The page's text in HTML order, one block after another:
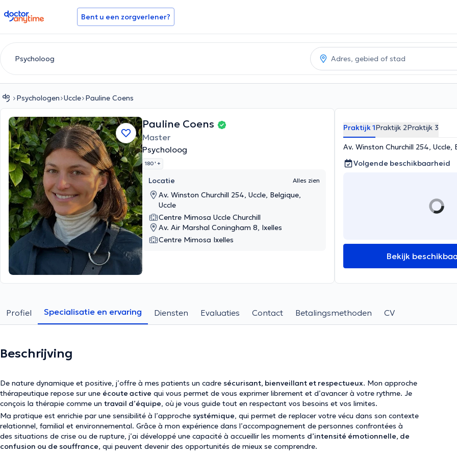
doctoranytime Bent u een zorgverlener?
Psychologen Uccle Pauline Coens
Pauline Coens
Master
Psycholoog
180 ' +
Locatie Alles zien
Av. Winston Churchill 254, Uccle, Belgique,
Uccle
Centre Mimosa Uccle Churchill
Av. Air Marshal Coningham 8, Ixelles
Centre Mimosa Ixelles
Praktijk 1Praktijk 2Praktijk 3
Av. Winston Churchill 254, Uccle,
Volgende beschikbaarheid
Bekijk
Profiel Specialisatie en ervaring Diensten Evaluaties Contact Betalingsmethoden CV
Beschrijving
De nature dynamique et positive, j’offre à mes patients un cadre sécurisant, bienveillant et respectueux. Mon approche
thérapeutique repose sur une écoute active qui vous permet de vous exprimer librement et d’avancer à votre rythme. Je
conçois la thérapie comme un travail d’équipe, où je vous guide tout en respectant vos besoins et vos limites.
Ma pratique est enrichie par une sensibilité à l’approche systémique, qui permet de replacer votre vécu dans son contexte
relationnel, familial et environnemental. Grâce à mon expérience dans l’accompagnement de personnes confrontées à
des situations de crise ou de rupture, j’ai développé une capacité à accueillir les moments d’intensité émotionnelle, de
confusion ou de souffrance, qui peuvent devenir des opportunités de mieux se comprendre.